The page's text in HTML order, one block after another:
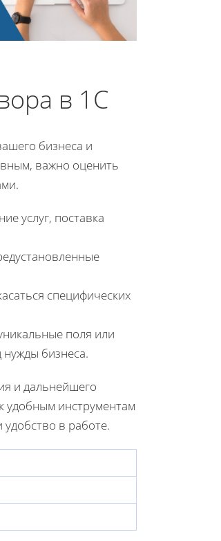
в 1С
бизнеса и
важно оценить
услуг, поставка
специфических
поля или
бизнеса.
и дальнейшего
удобным инструментам
в работе.